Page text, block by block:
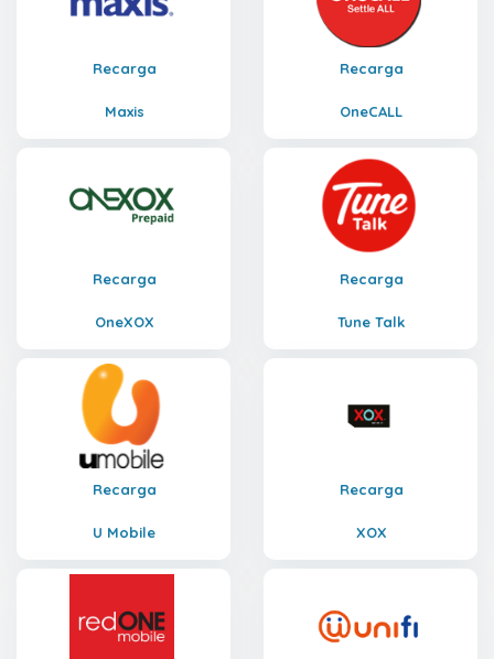
Recarga
Maxis
Recarga
OneCALL
Recarga
OneXOX
Recarga
Tune Talk
Recarga
U Mobile
Recarga
XOX